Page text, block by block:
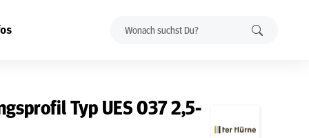
Typ UES 037 2,5-